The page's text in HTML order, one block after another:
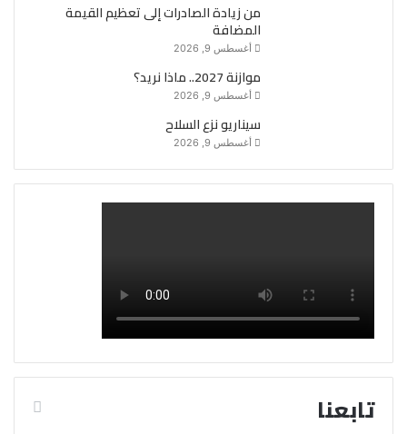
من زيادة الصادرات إلى تعظيم القيمة
المضافة
أغسطس 9, 2026
موازنة 2027.. ماذا نريد؟
أغسطس 9, 2026
سيناريو نزع السلاح
أغسطس 9, 2026
تابعنا